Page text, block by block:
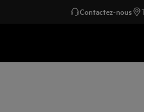
Contactez-nous